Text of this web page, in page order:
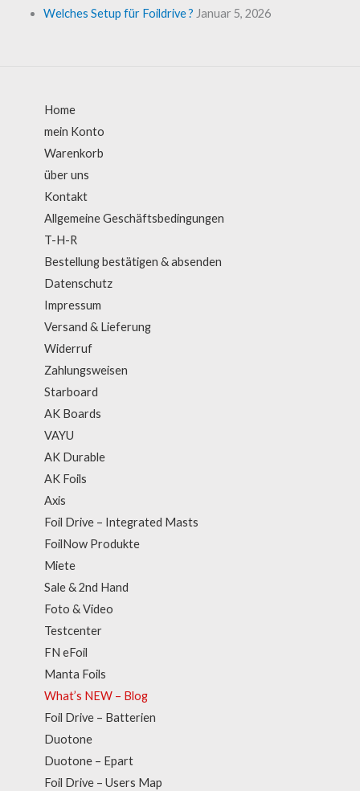
Welches Setup für Foildrive ? Januar 5, 2026
Home
mein Konto
Warenkorb
über uns
Kontakt
Allgemeine Geschäftsbedingungen
T-H-R
Bestellung bestätigen & absenden
Datenschutz
Impressum
Versand & Lieferung
Widerruf
Zahlungsweisen
Starboard
AK Boards
VAYU
AK Durable
AK Foils
Axis
Foil Drive – Integrated Masts
FoilNow Produkte
Miete
Sale & 2nd Hand
Foto & Video
Testcenter
FN eFoil
Manta Foils
What’s NEW – Blog
Foil Drive – Batterien
Duotone
Duotone – Epart
Foil Drive – Users Map